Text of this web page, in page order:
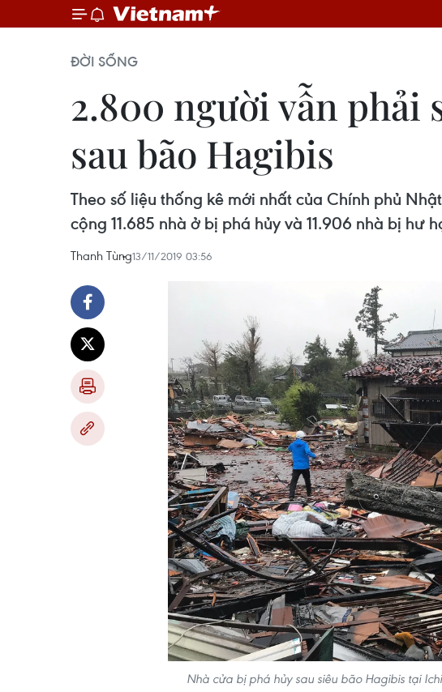
ĐỜI SỐNG
2.800 người vẫn phải
sau bão Hagibis
Theo số liệu thống kê mới nhất của Chính phủ
cộng 11.685 nhà ở bị phá hủy và 11.906 nhà bị hư
Thanh Tùng13/11/2019 03:56
Nhà cửa bị phá hủy sau siêu bão Hagibis tại